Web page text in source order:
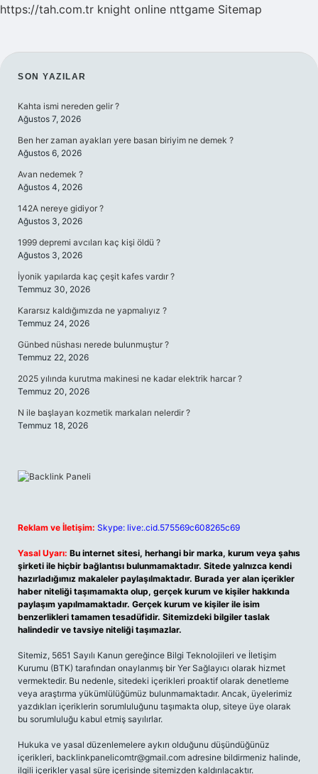
https://tah.com.tr knight online nttgame Sitemap
SIDEBAR
SON YAZILAR
Kahta ismi nereden gelir ?
Ağustos 7, 2026
Ben her zaman ayakları yere basan biriyim ne demek ?
Ağustos 6, 2026
Avan nedemek ?
Ağustos 4, 2026
142A nereye gidiyor ?
Ağustos 3, 2026
1999 depremi avcıları kaç kişi öldü ?
Ağustos 3, 2026
İyonik yapılarda kaç çeşit kafes vardır ?
Temmuz 30, 2026
Kararsız kaldığımızda ne yapmalıyız ?
Temmuz 24, 2026
Günbed nüshası nerede bulunmuştur ?
Temmuz 22, 2026
2025 yılında kurutma makinesi ne kadar elektrik harcar ?
Temmuz 20, 2026
N ile başlayan kozmetik markaları nelerdir ?
Temmuz 18, 2026
Reklam ve İletişim: Skype: live:.cid.575569c608265c69
Yasal Uyarı: Bu internet sitesi, herhangi bir marka, kurum veya şahıs
şirketi ile hiçbir bağlantısı bulunmamaktadır. Sitede yalnızca kendi
hazırladığımız makaleler paylaşılmaktadır. Burada yer alan içerikler
haber niteliği taşımamakta olup, gerçek kurum ve kişiler hakkında
paylaşım yapılmamaktadır. Gerçek kurum ve kişiler ile isim
benzerlikleri tamamen tesadüfidir. Sitemizdeki bilgiler taslak
halindedir ve tavsiye niteliği taşımazlar.
Sitemiz, 5651 Sayılı Kanun gereğince Bilgi Teknolojileri ve İletişim
Kurumu (BTK) tarafından onaylanmış bir Yer Sağlayıcı olarak hizmet
vermektedir. Bu nedenle, sitedeki içerikleri proaktif olarak denetleme
veya araştırma yükümlülüğümüz bulunmamaktadır. Ancak, üyelerimiz
yazdıkları içeriklerin sorumluluğunu taşımakta olup, siteye üye olarak
bu sorumluluğu kabul etmiş sayılırlar.
Hukuka ve yasal düzenlemelere aykırı olduğunu düşündüğünüz
içerikleri, backlinkpanelicomtr@gmail.com adresine bildirmeniz halinde,
ilgili içerikler yasal süre içerisinde sitemizden kaldırılacaktır.